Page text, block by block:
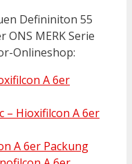
Defininiton 55
MERK Serie
Onlineshop:
A 6er
– Hioxifilcon A 6er
A 6er Packung